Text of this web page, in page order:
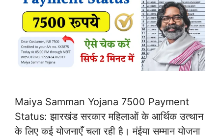
Maiya Samman Yojana 7500 Payment
Status: झारखंड सरकार महिलाओं के आर्थिक उत्थान
के लिए कई योजनाएँ चला रही है। मंईया सम्मान योजना